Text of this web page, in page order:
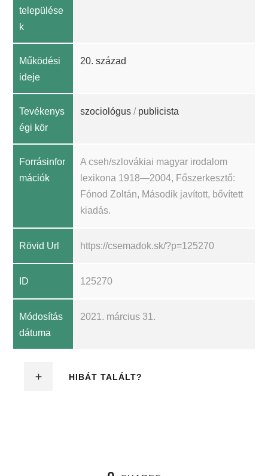
települése
k
Működési
ideje
20. század
Tevékenys
égi kör
szociológus / publicista
Forrásinfor
mációk
A cseh/szlovákiai magyar irodalom
lexikona 1918—2004, Főszerkesztő:
Fónod Zoltán, Második javított, bővített
kiadás.
Rövid Url https://csemadok.sk/?p=125270
ID 125270
Módosítás
dátuma
2021. március 31.
HIBÁT TALÁLT?